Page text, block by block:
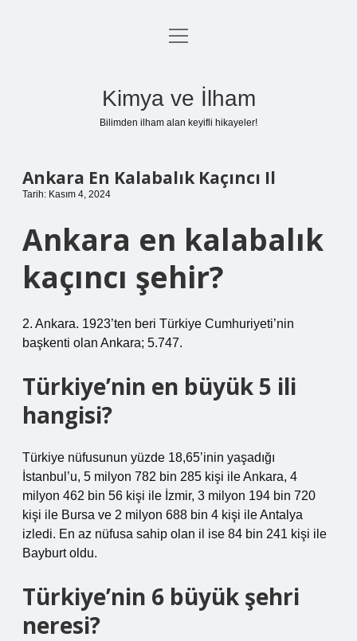
Anasayfa
menüyü
Kimya ve İlham
Bilimden ilham alan keyifli hikayeler!
Ankara En Kalabalık Kaçıncı Il
Tarih: Kasım 4, 2024
Ankara en kalabalık
kaçıncı şehir?
2. Ankara. 1923’ten beri Türkiye Cumhuriyeti’nin
başkenti olan Ankara; 5.747.
Türkiye’nin en büyük 5 ili
hangisi?
Türkiye nüfusunun yüzde 18,65’inin yaşadığı
İstanbul’u, 5 milyon 782 bin 285 kişi ile Ankara, 4
milyon 462 bin 56 kişi ile İzmir, 3 milyon 194 bin 720
kişi ile Bursa ve 2 milyon 688 bin 4 kişi ile Antalya
izledi. En az nüfusa sahip olan il ise 84 bin 241 kişi ile
Bayburt oldu.
Türkiye’nin 6 büyük şehri
neresi?